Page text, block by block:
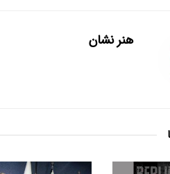
هنر نشان